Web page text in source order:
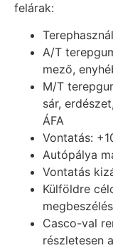
felárak:
A/T
mező,
M/T
sár,
ÁFA
Vontatás:
Autópálya
Vontatás
Külföldre
Casco-val
részletesen